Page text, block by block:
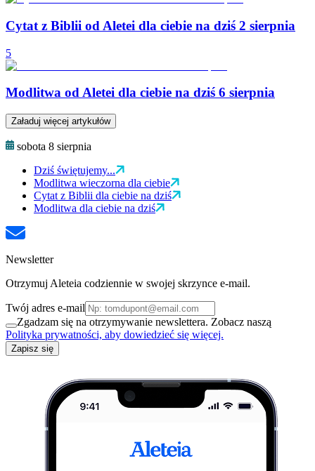
Cytat z Biblii od Aletei dla ciebie na dziś 2 sierpnia
5
Modlitwa od Aletei dla ciebie na dziś 6 sierpnia
Załaduj więcej artykułów
sobota 8 sierpnia
Dziś świętujemy...
Modlitwa wieczorna dla ciebie
Cytat z Biblii dla ciebie na dziś
Modlitwa dla ciebie na dziś
Newsletter
Otrzymuj Aleteia codziennie w swojej skrzynce e-mail.
Twój adres e-mail
Zgadzam się na otrzymywanie newslettera. Zobacz naszą
Polityka prywatności, aby dowiedzieć się więcej.
Zapisz się